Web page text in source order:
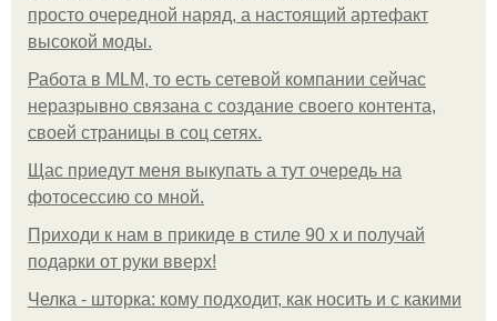
просто очередной наряд, а настоящий артефакт
высокой моды.
Работа в MLM, то есть сетевой компании сейчас
неразрывно связана с создание своего контента,
своей страницы в соц сетях.
Щас приедут меня выкупать а тут очередь на
фотосессию со мной.
Приходи к нам в прикиде в стиле 90 х и получай
подарки от руки вверх!
Челка - шторка: кому подходит, как носить и с какими